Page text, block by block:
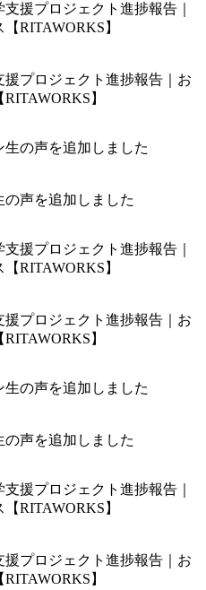
プロジェクト進捗報告｜お
】
の声を追加しました
プロジェクト進捗報告｜お
】
の声を追加しました
プロジェクト進捗報告｜お
】